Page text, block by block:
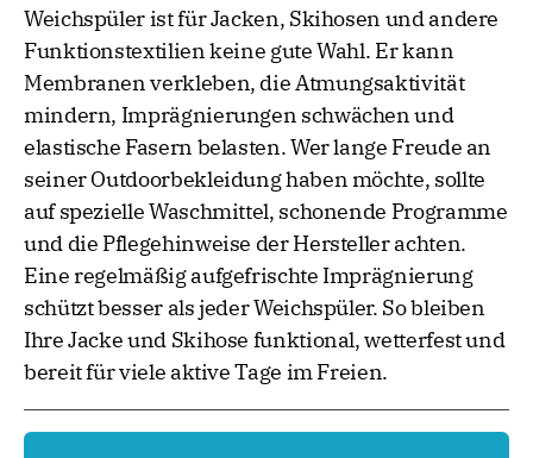
Weichspüler ist für Jacken, Skihosen und andere
Funktionstextilien keine gute Wahl. Er kann
Membranen verkleben, die Atmungsaktivität
mindern, Imprägnierungen schwächen und
elastische Fasern belasten. Wer lange Freude an
seiner Outdoorbekleidung haben möchte, sollte
auf spezielle Waschmittel, schonende Programme
und die Pflegehinweise der Hersteller achten.
Eine regelmäßig aufgefrischte Imprägnierung
schützt besser als jeder Weichspüler. So bleiben
Ihre Jacke und Skihose funktional, wetterfest und
bereit für viele aktive Tage im Freien.